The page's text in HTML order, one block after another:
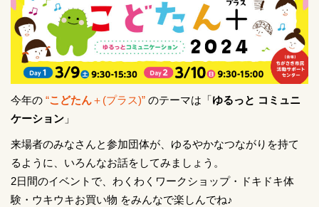
今年の “こどたん＋(プラス)” のテーマは「ゆるっと コミュニ
ケーション 」
来場者のみなさんと参加団体が、ゆるやかなつながりを持て
るように、いろんなお話をしてみましょう。
2日間のイベントで、わくわくワークショップ・ドキドキ体
験・ウキウキお買い物 をみんなで楽しんでね♪